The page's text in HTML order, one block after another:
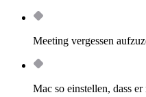
Meeting vergessen
Mac so einstellen, dass